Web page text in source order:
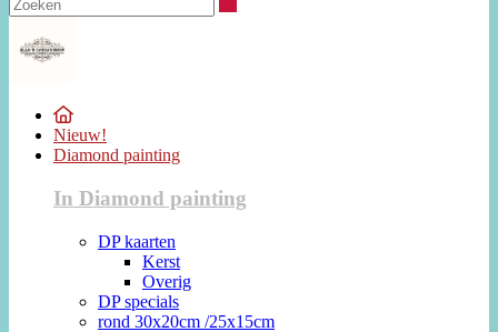
Nieuw!
Diamond painting
In Diamond painting
DP kaarten
Kerst
Overig
DP specials
rond 30x20cm /25x15cm